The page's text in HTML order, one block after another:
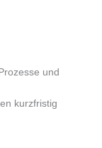
und
kurzfristig